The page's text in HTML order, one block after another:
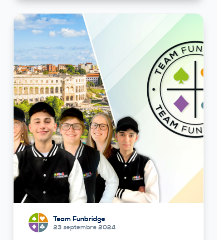
Team Funbridge
23 septembre 2024